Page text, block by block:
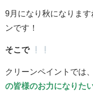
9月になり秋になります
ンです！
そこで
クリーンペイントでは、
の皆様のお力になりた